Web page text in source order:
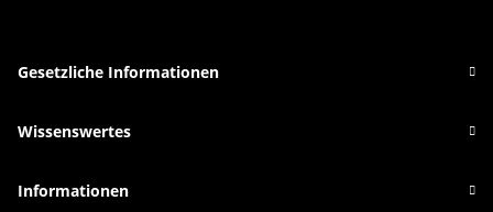
Gesetzliche Informationen
Wissenswertes
Informationen